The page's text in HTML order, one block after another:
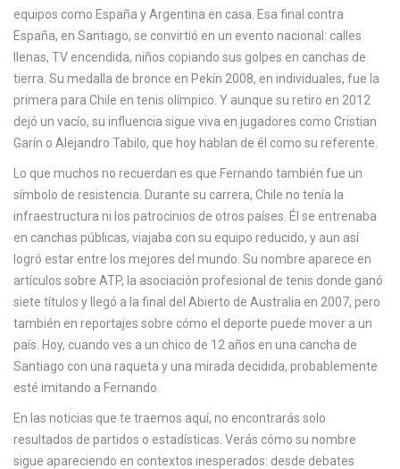
equipos como España y Argentina en casa. Esa final contra
España, en Santiago, se convirtió en un evento nacional: calles
llenas, TV encendida, niños copiando sus golpes en canchas de
tierra. Su medalla de bronce en Pekín 2008, en individuales, fue la
primera para Chile en tenis olímpico. Y aunque su retiro en 2012
dejó un vacío, su influencia sigue viva en jugadores como Cristian
Garín o Alejandro Tabilo, que hoy hablan de él como su referente.
Lo que muchos no recuerdan es que Fernando también fue un
símbolo de resistencia. Durante su carrera, Chile no tenía la
infraestructura ni los patrocinios de otros países. Él se entrenaba
en canchas públicas, viajaba con su equipo reducido, y aun así
logró estar entre los mejores del mundo. Su nombre aparece en
artículos sobre ATP, la asociación profesional de tenis donde ganó
siete títulos y llegó a la final del Abierto de Australia en 2007, pero
también en reportajes sobre cómo el deporte puede mover a un
país. Hoy, cuando ves a un chico de 12 años en una cancha de
Santiago con una raqueta y una mirada decidida, probablemente
esté imitando a Fernando.
En las noticias que te traemos aquí, no encontrarás solo
resultados de partidos o estadísticas. Verás cómo su nombre
sigue apareciendo en contextos inesperados: desde debates